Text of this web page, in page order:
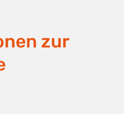
zur